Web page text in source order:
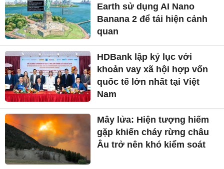
Earth sử dụng AI Nano
Banana 2 để tái hiện cảnh
quan
HDBank lập kỷ lục với
khoản vay xã hội hợp vốn
quốc tế lớn nhất tại Việt
Nam
Mây lửa: Hiện tượng hiếm
gặp khiến cháy rừng châu
Âu trở nên khó kiểm soát